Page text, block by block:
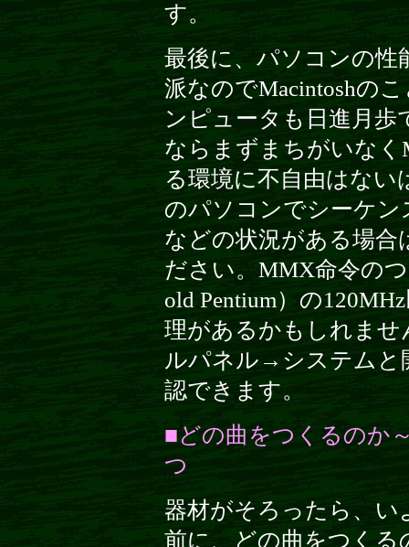
す。
最後に、パソコンの性
派なのでMacintoshの
ンピュータも日進月
ならまずまちがいな
る環境に不自由はな
のパソコンでシーケ
などの状況がある場合
ださい。MMX命令の
old Pentium）の
理があるかもしれませ
ルパネル→システムと
認できます。
■どの曲をつくるのか
つ
器材がそろったら、
前に、どの曲をつく